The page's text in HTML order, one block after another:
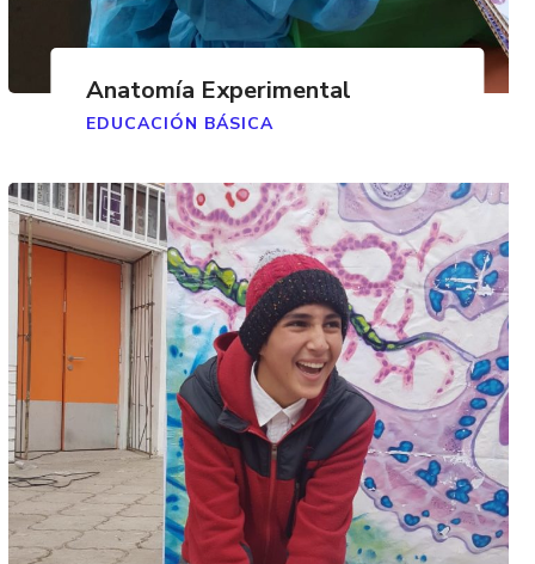
Anatomía Experimental
EDUCACIÓN BÁSICA